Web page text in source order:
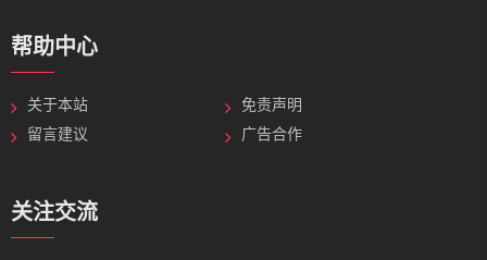
帮助中心
关于本站
免责声明
留言建议
广告合作
关注交流